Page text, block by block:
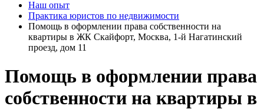
Наш опыт
Практика юристов по недвижимости
Помощь в оформлении права собственности на
квартиры в ЖК Скайфорт, Москва, 1-й Нагатинский
проезд, дом 11
Помощь в оформлении права
собственности на квартиры в